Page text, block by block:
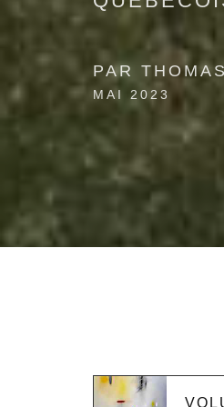
PAR
MAI 2023